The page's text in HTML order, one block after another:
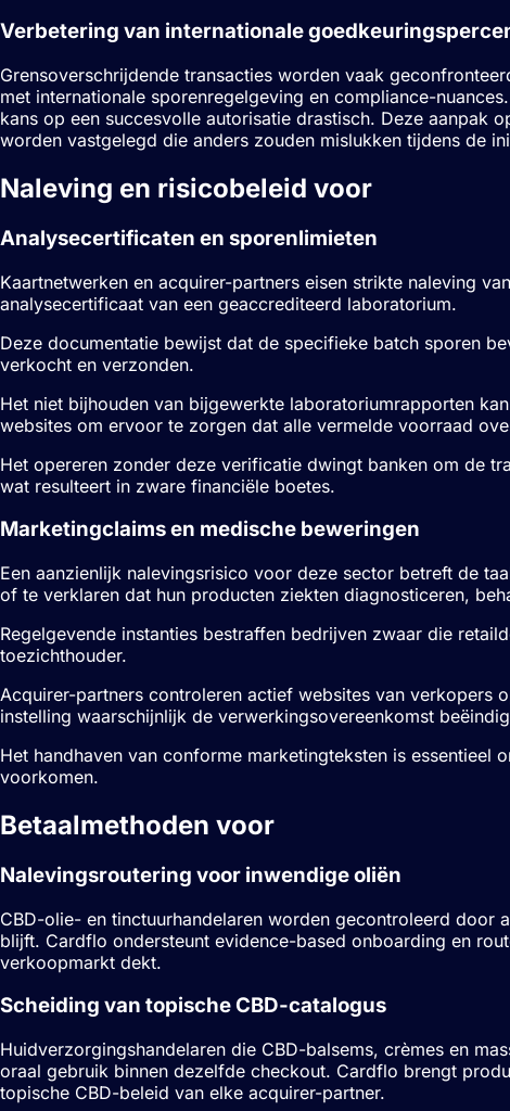
Verbetering van internationale
Grensoverschrijdende transacties worden vaak
met internationale sporenregelgeving en compliance-
kans op een succesvolle autorisatie drastisch. Deze aanpak
worden vastgelegd die anders zouden mislukken tijdens de
Naleving en risicobeleid voor
Analysecertificaten en sporenlimieten
Kaartnetwerken en acquirer-partners eisen strikte naleving
analysecertificaat van een geaccrediteerd laboratorium.
Deze documentatie bewijst dat de specifieke batch sporen
verkocht en verzonden.
Het niet bijhouden van bijgewerkte laboratoriumrapporten
websites om ervoor te zorgen dat alle vermelde voorraad
Het opereren zonder deze verificatie dwingt banken om de
wat resulteert in zware financiële boetes.
Marketingclaims en medische beweringen
Een aanzienlijk nalevingsrisico voor deze sector betreft de
of te verklaren dat hun producten ziekten diagnosticeren,
Regelgevende instanties bestraffen bedrijven zwaar die
toezichthouder.
Acquirer-partners controleren actief websites van verkopers
instelling waarschijnlijk de verwerkingsovereenkomst
Het handhaven van conforme marketingteksten is
voorkomen.
Betaalmethoden voor
Nalevingsroutering voor inwendige oliën
CBD-olie- en tinctuurhandelaren worden gecontroleerd
blijft. Cardflo ondersteunt evidence-based onboarding en
verkoopmarkt dekt.
Scheiding van topische CBD-catalogus
Huidverzorgingshandelaren die CBD-balsems, crèmes en
oraal gebruik binnen dezelfde checkout. Cardflo brengt
topische CBD-beleid van elke acquirer-partner.